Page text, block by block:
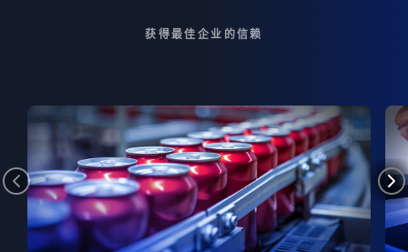
获得最佳企业的信赖